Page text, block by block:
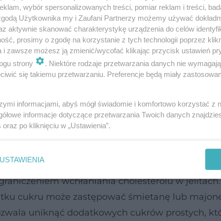
łączy wysoką zawartość białka z brakiem
g białka przy zerowej zawartości tłuszczu.
z procesu odsączania serwatki, co prowadzi do
są żywe kultury bakterii i probiotyki, które mogą
oraz frakcji LDL, przy jednoczesnym
wchłaniania cholesterolu w
cukru może zastępować śmietanę lub
uniknąć dodatkowych cukrów prostych,
wybór spersonalizowanych treści, pomiar reklam i treści,
Użytkownika my i Zaufani Partnerzy możemy używać
aktywnie skanować charakterystykę urządzenia do celów
prosimy o zgodę na korzystanie z tych technologii poprzez
i zawsze możesz ją zmienić/wycofać klikając przycisk ustawień
strony
. Niektóre rodzaje przetwarzania danych nie
się takiemu przetwarzaniu. Preferencje będą miały
informacjami, abyś mógł świadomie i komfortowo korzystać z
informacje dotyczące przetwarzania Twoich danych
oraz po kliknięciu w „Ustawienia”.
USTAWIENIA